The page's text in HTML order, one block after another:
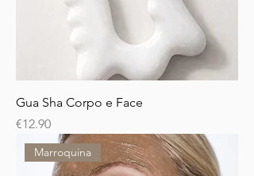
Gua Sha Corpo e Face
Price
€12.90
Marroquina